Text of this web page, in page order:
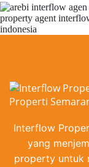
Interflow
yang
property untuk